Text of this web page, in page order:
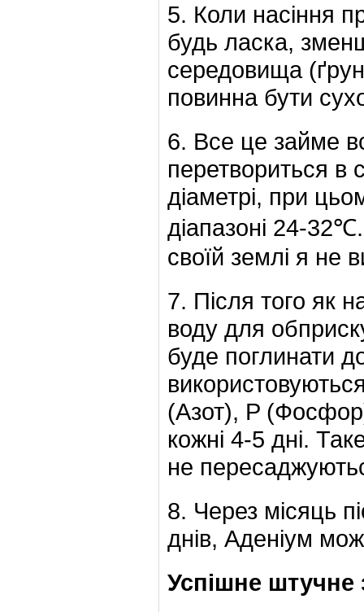
5. Коли насіння
будь ласка,
середовища
повинна бути
6. Все це займе
перетвориться в
діаметрі, при
діапазоні 24-
своїй землі я не
7. Після того як
воду для
буде поглинати
(Азот), P
кожні 4-5 дні.
не
8. Через місяць
днів, Аденіум
Успішне штучне